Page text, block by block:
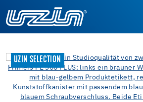
UZIN SELECTION